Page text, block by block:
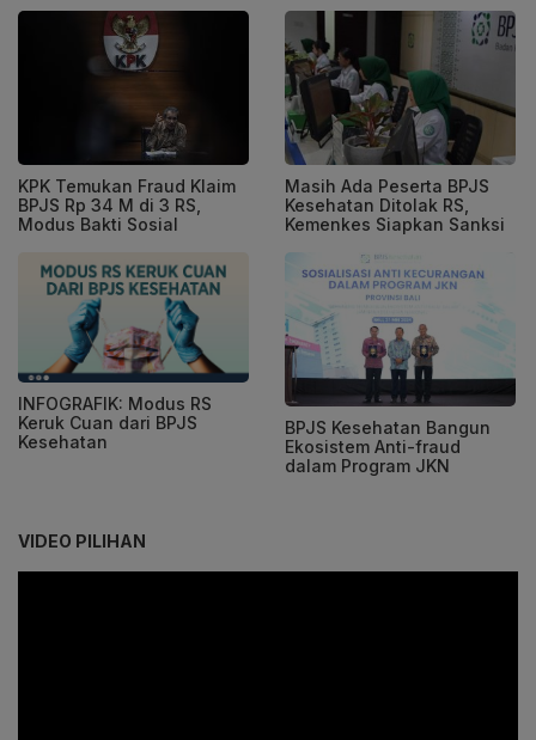
KPK Temukan Fraud Klaim
BPJS Rp 34 M di 3 RS,
Modus Bakti Sosial
Masih Ada Peserta BPJS
Kesehatan Ditolak RS,
Kemenkes Siapkan Sanksi
INFOGRAFIK: Modus RS
Keruk Cuan dari BPJS
Kesehatan
BPJS Kesehatan Bangun
Ekosistem Anti-fraud
dalam Program JKN
VIDEO PILIHAN